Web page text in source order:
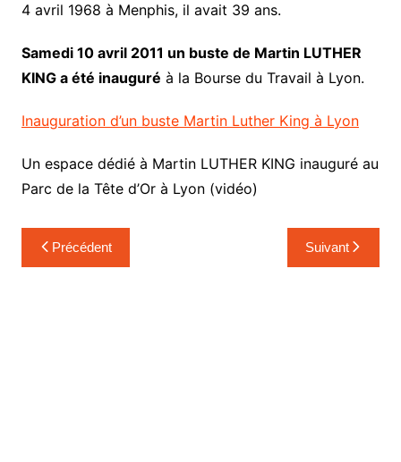
4 avril 1968 à Menphis, il avait 39 ans.
Samedi 10 avril 2011 un buste de Martin LUTHER
KING a été inauguré à la Bourse du Travail à Lyon.
Inauguration d’un buste Martin Luther King à Lyon
Un espace dédié à Martin LUTHER KING inauguré au
Parc de la Tête d’Or à Lyon (vidéo)
Navigation
de
Précédent Suivant